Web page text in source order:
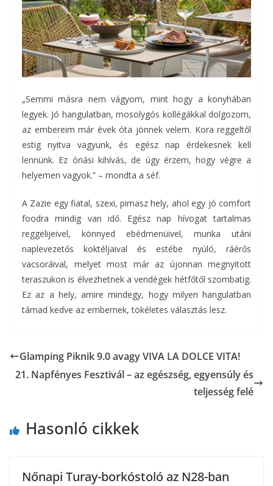
„Semmi másra nem vágyom, mint hogy a konyhában
legyek. Jó hangulatban, mosolygós kollégákkal dolgozom,
az embereim már évek óta jönnek velem. Kora reggeltől
estig nyitva vagyunk, és egész nap érdekesnek kell
lennünk. Ez óriási kihívás, de úgy érzem, hogy végre a
helyemen vagyok.” – mondta a séf.
A Zazie egy fiatal, szexi, pimasz hely, ahol egy jó comfort
foodra mindig van idő. Egész nap hívogat tartalmas
reggelijeivel, könnyed ebédmenüivel, munka utáni
naplevezetős koktéljaival és estébe nyúló, ráérős
vacsoráival, melyet most már az újonnan megnyitott
teraszukon is élvezhetnek a vendégek hétfőtől szombatig.
Ez az a hely, amire mindegy, hogy milyen hangulatban
támad kedve az embernek, tökéletes választás lesz.
Glamping Piknik 9.0 avagy VIVA LA DOLCE VITA!
21. Napfényes Fesztivál – az egészség, egyensúly és
teljesség felé
Hasonló cikkek
Nőnapi Turay-borkóstoló az N28-ban